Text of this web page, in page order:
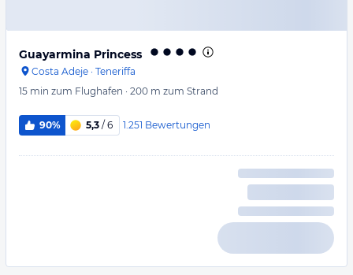
Guayarmina Princess
Costa Adeje · Teneriffa
15 min zum Flughafen · 200 m zum Strand
90% 5,3 / 6 1.251 Bewertungen